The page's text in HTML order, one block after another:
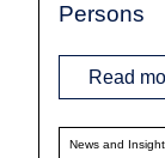
Persons
Read
News and